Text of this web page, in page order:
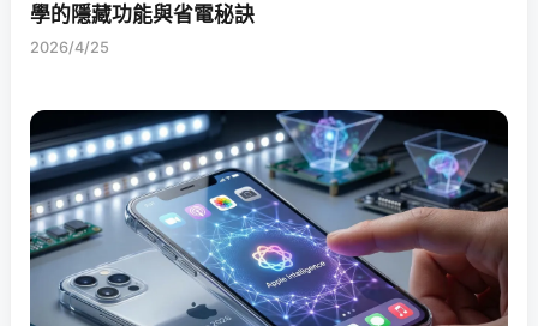
學的隱藏功能與省電秘訣
2026/4/25